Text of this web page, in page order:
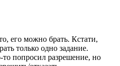
его можно брать. Кстати,
только одно задание.
попросил разрешение, но